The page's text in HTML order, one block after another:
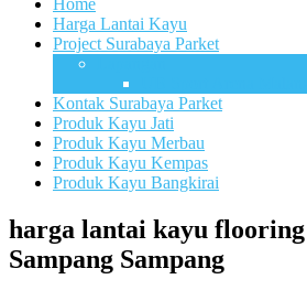
Harga Lantai Kayu
Project Surabaya Parket
Kontak Surabaya Parket
Produk Kayu Jati
Produk Kayu Merbau
Produk Kayu Kempas
Produk Kayu Bangkirai
harga lantai kayu
Sampang Sampang